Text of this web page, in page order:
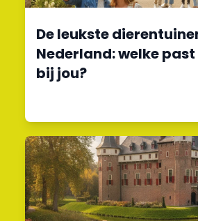
De leukste
Nederland: welke
bij jou?